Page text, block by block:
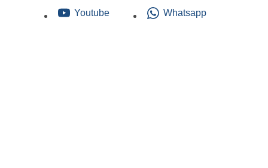
Youtube
Whatsapp